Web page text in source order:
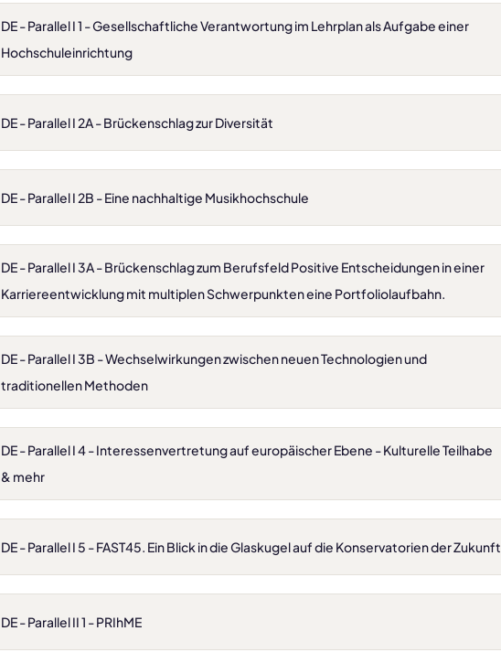
DE - Parallel I 1 - Gesellschaftliche Verantwortung im Lehrplan als Aufgabe einer
Hochschuleinrichtung
DE - Parallel I 2A - Brückenschlag zur Diversität
DE - Parallel I 2B - Eine nachhaltige Musikhochschule
DE - Parallel I 3A - Brückenschlag zum Berufsfeld Positive Entscheidungen in einer
Karriereentwicklung mit multiplen Schwerpunkten eine Portfoliolaufbahn.
DE - Parallel I 3B - Wechselwirkungen zwischen neuen Technologien und
traditionellen Methoden
DE - Parallel I 4 - Interessenvertretung auf europäischer Ebene - Kulturelle Teilhabe
& mehr
DE - Parallel I 5 - FAST45. Ein Blick in die Glaskugel auf die Konservatorien der Zukunft
DE - Parallel II 1 - PRIhME